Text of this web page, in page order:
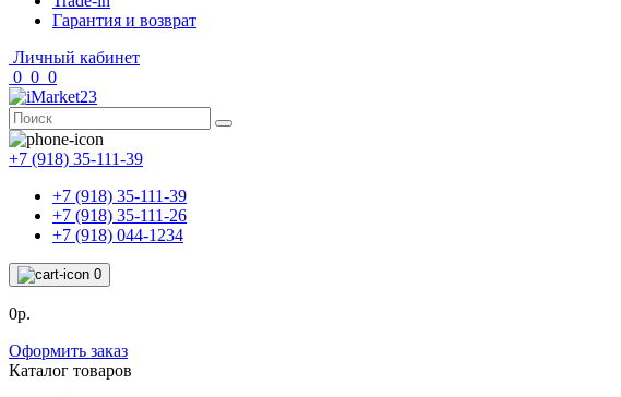
Гарантия и возврат
Личный кабинет
0 0 0
+7 (918) 35-111-39
+7 (918) 35-111-39
+7 (918) 35-111-26
+7 (918) 044-1234
0
0р.
Оформить заказ
Каталог товаров